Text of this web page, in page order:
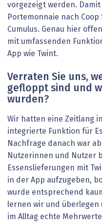
vorgezeigt werden.
Portemonnaie nach
Cumulus. Genau hier
mit umfassenden
App wie Twint.
Verraten Sie uns,
gefloppt sind und
wurden?
Wir hatten eine Zeitlang
integrierte Funktion für
Nachfrage danach war
Nutzerinnen und Nutzer
Essenslieferungen mit
in der App aufzugeben,
wurde entsprechend
lernen wir und überlegen
im Alltag echte